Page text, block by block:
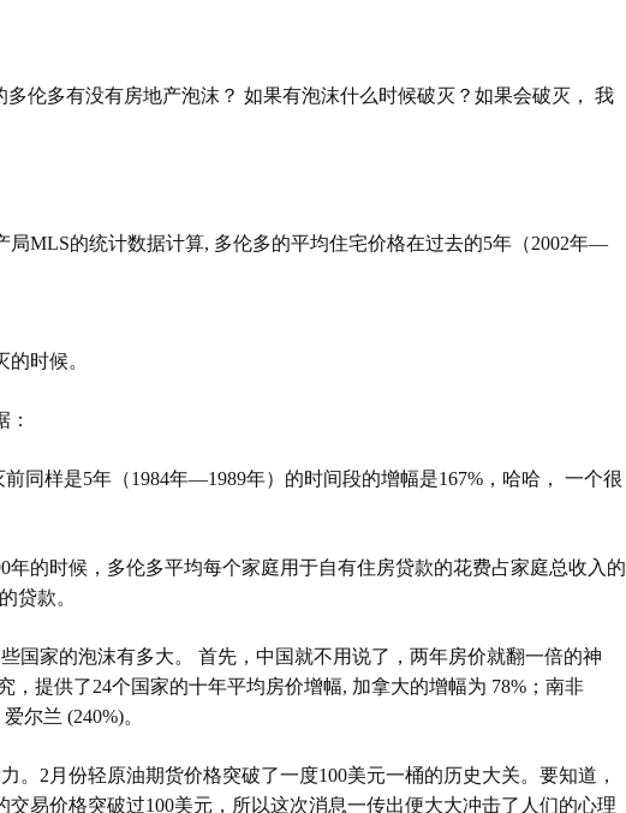
伦多有没有房地产泡沫？ 如果有泡沫什么时候破灭？如果会破灭， 我
局MLS的统计数据计算, 多伦多的平均住宅价格在过去的5年（2002年—
时候。
前同样是5年（1984年—1989年）的时间段的增幅是167% ，哈哈， 一个很
年的时候，多伦多平均每个家庭用于自有住房贷款的花费占家庭总收入的
贷款。
国家的泡沫有多大。 首先，中国就不用说了，两年房价就翻一倍的神
，提供了24个国家的十年平均房价增幅, 加拿大的增幅为 78% ； 南非
爱尔兰 (240%)。
。 2 月份轻原油期货价格突破了一度100美元一桶的历史大关。要知道，
交易价格突破过100美元 ，所以这次消息一传出便大大冲击了人们的心理